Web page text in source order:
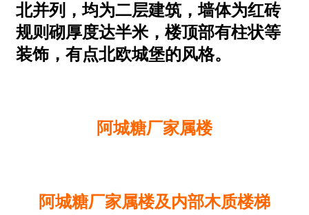
北并列，均为二层建筑，墙体为红砖
规则砌厚度达半米，楼顶部有柱状等
装饰，有点北欧城堡的风格。
阿城糖厂家属楼
阿城糖厂家属楼及内部木质楼梯